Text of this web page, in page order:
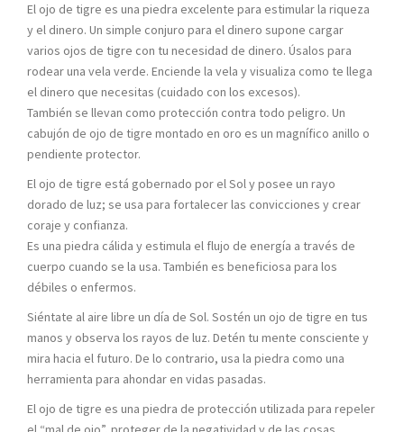
El ojo de tigre es una piedra excelente para estimular la riqueza
y el dinero. Un simple conjuro para el dinero supone cargar
varios ojos de tigre con tu necesidad de dinero. Úsalos para
rodear una vela verde. Enciende la vela y visualiza como te llega
el dinero que necesitas (cuidado con los excesos).
También se llevan como protección contra todo peligro. Un
cabujón de ojo de tigre montado en oro es un magnífico anillo o
pendiente protector.
El ojo de tigre está gobernado por el Sol y posee un rayo
dorado de luz; se usa para fortalecer las convicciones y crear
coraje y confianza.
Es una piedra cálida y estimula el flujo de energía a través de
cuerpo cuando se la usa. También es beneficiosa para los
débiles o enfermos.
Siéntate al aire libre un día de Sol. Sostén un ojo de tigre en tus
manos y observa los rayos de luz. Detén tu mente consciente y
mira hacia el futuro. De lo contrario, usa la piedra como una
herramienta para ahondar en vidas pasadas.
El ojo de tigre es una piedra de protección utilizada para repeler